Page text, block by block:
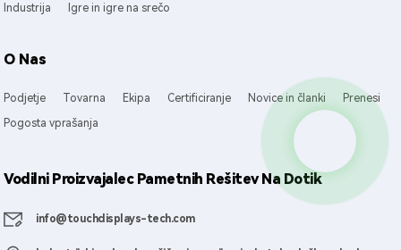
Industrija
Igre in igre na srečo
O Nas
Podjetje Tovarna Ekipa Certificiranje Novice in članki
Prenesi
Pogosta vprašanja
Vodilni Proizvajalec Pametnih Rešitev Na Dotik
info@touchdisplays-tech.com